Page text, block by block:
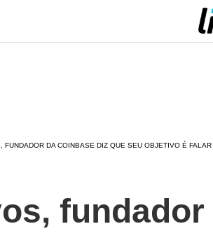
FUNDADOR DA COINBASE DIZ QUE SEU OBJETIVO É